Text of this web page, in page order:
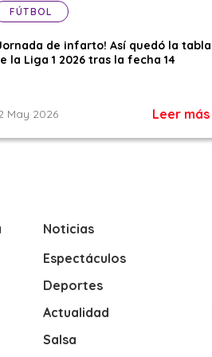
FÚTBOL
de infarto! Así quedó la tabla
la Liga 1 2026 tras la fecha 14
May 2026 Leer más
Noticias
Espectáculos
Deportes
Actualidad
Salsa